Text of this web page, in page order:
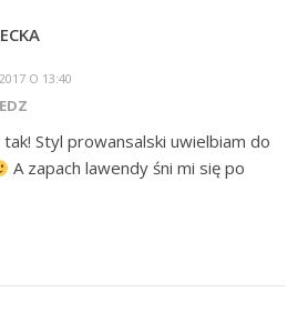
O 13:40
tak! Styl prowansalski uwielbiam do
A zapach lawendy śni mi się po